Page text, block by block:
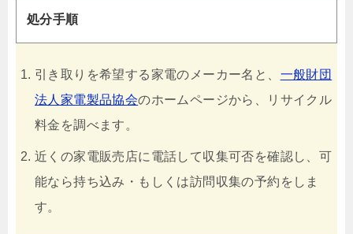
処分手順
引き取りを希望する家電のメーカー名と、 一般財団
法人家電製品協会のホームページから、リサイクル
料金を調べます。
近くの家電販売店に電話して収集可否を確認し、可
能なら持ち込み・もしくは訪問収集の予約をしま
す。